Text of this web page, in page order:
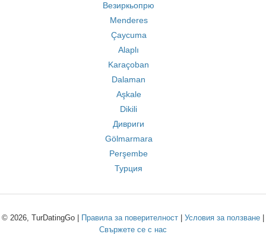
Везиркьопрю
Menderes
Çaycuma
Alaplı
Karaçoban
Dalaman
Aşkale
Dikili
Дивриги
Gölmarmara
Perşembe
Турция
© 2026, TurDatingGo | Правила за поверителност Условия за ползване
Свържете се с нас